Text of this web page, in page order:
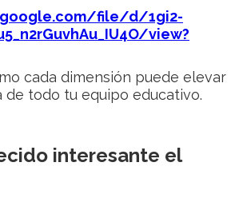
file/d/1gi2-
view?
cada dimensión puede elevar
de todo tu equipo educativo.
interesante el